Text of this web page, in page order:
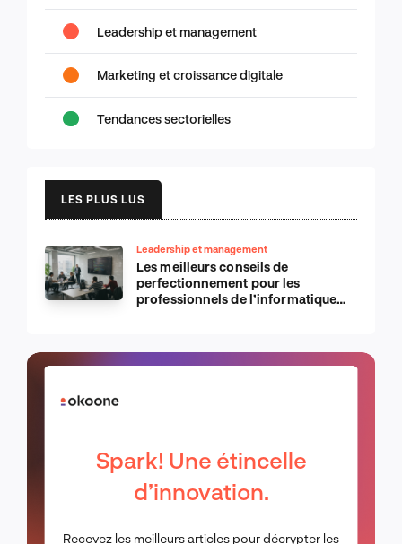
Leadership et management
Marketing et croissance digitale
Tendances sectorielles
LES PLUS LUS
Leadership et management
Les meilleurs conseils de
perfectionnement pour les
professionnels de l’informatique
Spark! Une étincelle
d’innovation.
Recevez les meilleurs articles pour décrypter les